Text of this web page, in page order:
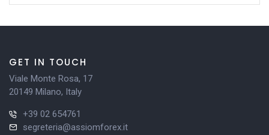
GET IN TOUCH
Viale Monte Rosa, 17
20149 Milano, Italy
+39 02 654761
segreteria@assiomforex.it